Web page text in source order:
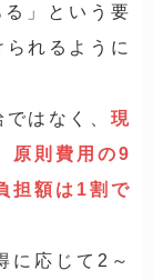
」という要
れるように
はなく、 現
原則費用の9
担額は1割で
に応じて2～